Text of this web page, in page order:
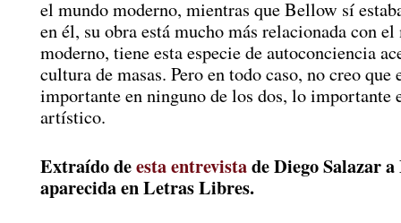
el mundo moderno, mientras que Bellow sí
en él, su obra está mucho más relacionada con el
moderno, tiene esta especie de autoconciencia
cultura de masas. Pero en todo caso, no creo que
importante en ninguno de los dos, lo importante
artístico.
Extraído deesta entrevistade Diego Salazar
aparecida en Letras Libres.